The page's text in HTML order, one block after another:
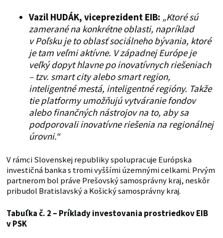
Vazil HUDÁK, viceprezident EIB: „Ktoré sú
zamerané na konkrétne oblasti, napríklad
v Poľsku je to oblasť sociálneho bývania, ktoré
je tam veľmi aktívne. V západnej Európe je
veľký dopyt hlavne po inovatívnych riešeniach
– tzv. smart city alebo smart region,
inteligentné mestá, inteligentné regióny. Takže
tie platformy umožňujú vytváranie fondov
alebo finančných nástrojov na to, aby sa
podporovali inovatívne riešenia na regionálnej
úrovni.“
V rámci Slovenskej republiky spolupracuje Európska
investičná banka s tromi vyššími územnými celkami. Prvým
partnerom bol práve Prešovský samosprávny kraj, neskôr
pribudol Bratislavský a Košický samosprávny kraj.
Tabuľka č. 2 – Príklady investovania prostriedkov EIB
v PSK